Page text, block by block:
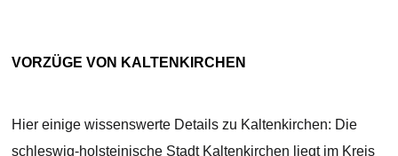
VORZÜGE VON KALTENKIRCHEN
Hier einige wissenswerte Details zu Kaltenkirchen: Die
schleswig-holsteinische Stadt Kaltenkirchen liegt im Kreis